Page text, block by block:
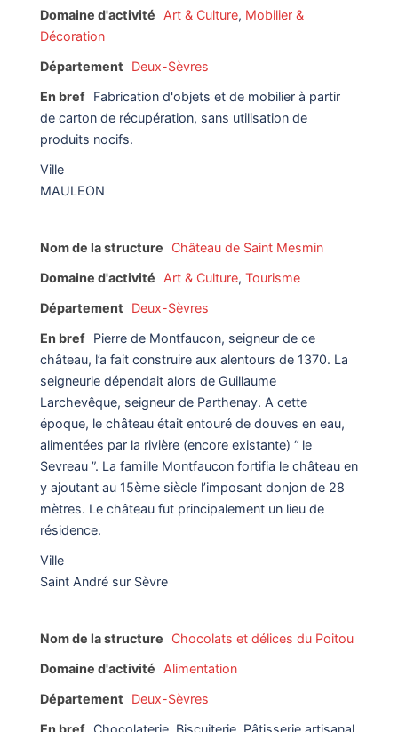
Domaine d'activité
Art & Culture, Mobilier &
Décoration
Département
Deux-Sèvres
En bref Fabrication d'objets et de mobilier à partir
de carton de récupération, sans utilisation de
produits nocifs.
Ville
MAULEON
Nom de la structure
Château de Saint Mesmin
Domaine d'activité
Art & Culture, Tourisme
Département
Deux-Sèvres
En bref Pierre de Montfaucon, seigneur de ce
château, l’a fait construire aux alentours de 1370. La
seigneurie dépendait alors de Guillaume
Larchevêque, seigneur de Parthenay. A cette
époque, le château était entouré de douves en eau,
alimentées par la rivière (encore existante) “ le
Sevreau ”. La famille Montfaucon fortifia le château en
y ajoutant au 15ème siècle l’imposant donjon de 28
mètres. Le château fut principalement un lieu de
résidence.
Ville
Saint André sur Sèvre
Nom de la structure
Chocolats et délices du Poitou
Domaine d'activité
Alimentation
Département
Deux-Sèvres
En bref Chocolaterie, Biscuiterie, Pâtisserie artisanal